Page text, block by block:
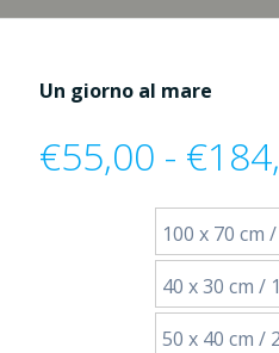
Un giorno al mare
€55,00 - €
100 x 70 cm
40 x 30 cm /
50 x 40 cm /